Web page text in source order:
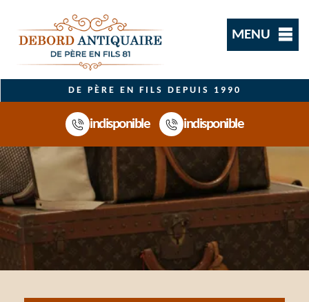
MENU
DE PÈRE EN FILS DEPUIS 1990
indisponible indisponible